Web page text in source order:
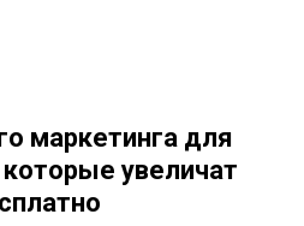
маркетинга для
увеличат